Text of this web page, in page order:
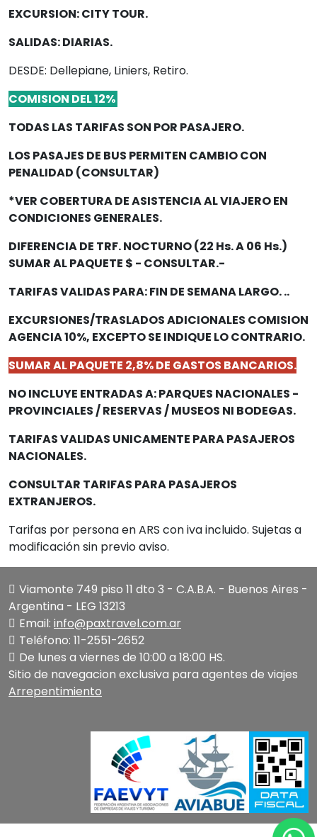
EXCURSION: CITY TOUR.
SALIDAS:DIARIAS.
DESDE: Dellepiane, Liniers, Retiro.
COMISION DEL 12%
TODAS LAS TARIFAS SON POR PASAJERO.
LOS PASAJES DE BUS PERMITEN CAMBIO CON
PENALIDAD (CONSULTAR)
*VER COBERTURA DE ASISTENCIA AL VIAJERO EN
CONDICIONES GENERALES.
DIFERENCIA DE TRF. NOCTURNO (22 Hs. A 06 Hs.)
SUMAR AL PAQUETE $ - CONSULTAR.-
TARIFAS VALIDAS PARA: FIN DE SEMANA LARGO. ..
EXCURSIONES/TRASLADOS ADICIONALES COMISION
AGENCIA 10%, EXCEPTO SE INDIQUE LO CONTRARIO.
SUMAR AL PAQUETE 2,8% DE GASTOS BANCARIOS.
NO INCLUYE ENTRADAS A: PARQUES NACIONALES -
PROVINCIALES / RESERVAS / MUSEOS NI BODEGAS.
TARIFAS VALIDAS UNICAMENTE PARA PASAJEROS
NACIONALES.
CONSULTAR TARIFAS PARA PASAJEROS
EXTRANJEROS.
Tarifas por persona en ARS con iva incluido. Sujetas a
modificación sin previo aviso.
Viamonte 749 piso 11 dto 3 - C.A.B.A. - Buenos Aires -
Argentina - LEG 13213
Email: info@paxtravel.com.ar
Teléfono: 11-2551-2652
De lunes a viernes de 10:00 a 18:00 HS.
Sitio de navegacion exclusiva para agentes de viajes
Arrepentimiento